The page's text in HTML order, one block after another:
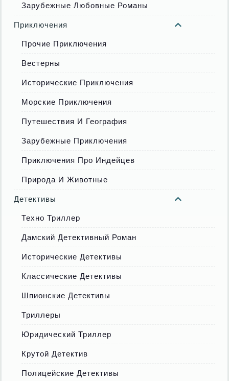
Зарубежные Любовные Романы
Приключения
Прочие Приключения
Вестерны
Исторические Приключения
Морские Приключения
Путешествия И География
Зарубежные Приключения
Приключения Про Индейцев
Природа И Животные
Детективы
Техно Триллер
Дамский Детективный Роман
Исторические Детективы
Классические Детективы
Шпионские Детективы
Триллеры
Юридический Триллер
Крутой Детектив
Полицейские Детективы